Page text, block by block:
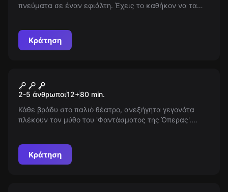
πνεύματα σε έναν εφιάλτη. Έχεις το καθήκον να τα
σπιτιού.Κράτηση
Το Φάντασμα της Όπερας
2-5 άνθρωποι12+80 min.
Κάθε βράδυ στο παλιό θέατρο, ανεξήγητα γεγονότα
πλέκουν τον μύθο του 'Φαντάσματος της Όπερας'.
Ποια μυστικά κρύβονται πίσω από τη σκιά της αυλαίας;
Κράτηση